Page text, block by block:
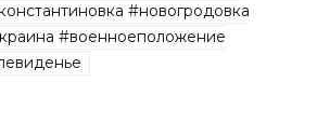
#новогродовка
#военноеположение